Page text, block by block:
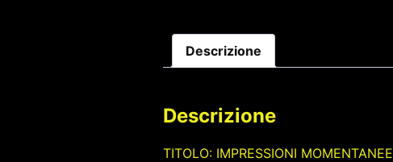
Descrizione
Descrizione
TITOLO: IMPRESSIONI MOMENTANEE